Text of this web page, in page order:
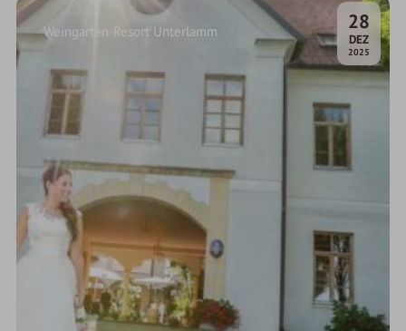
28
DEZ.
2025
Weingarten-Resort Unterlamm